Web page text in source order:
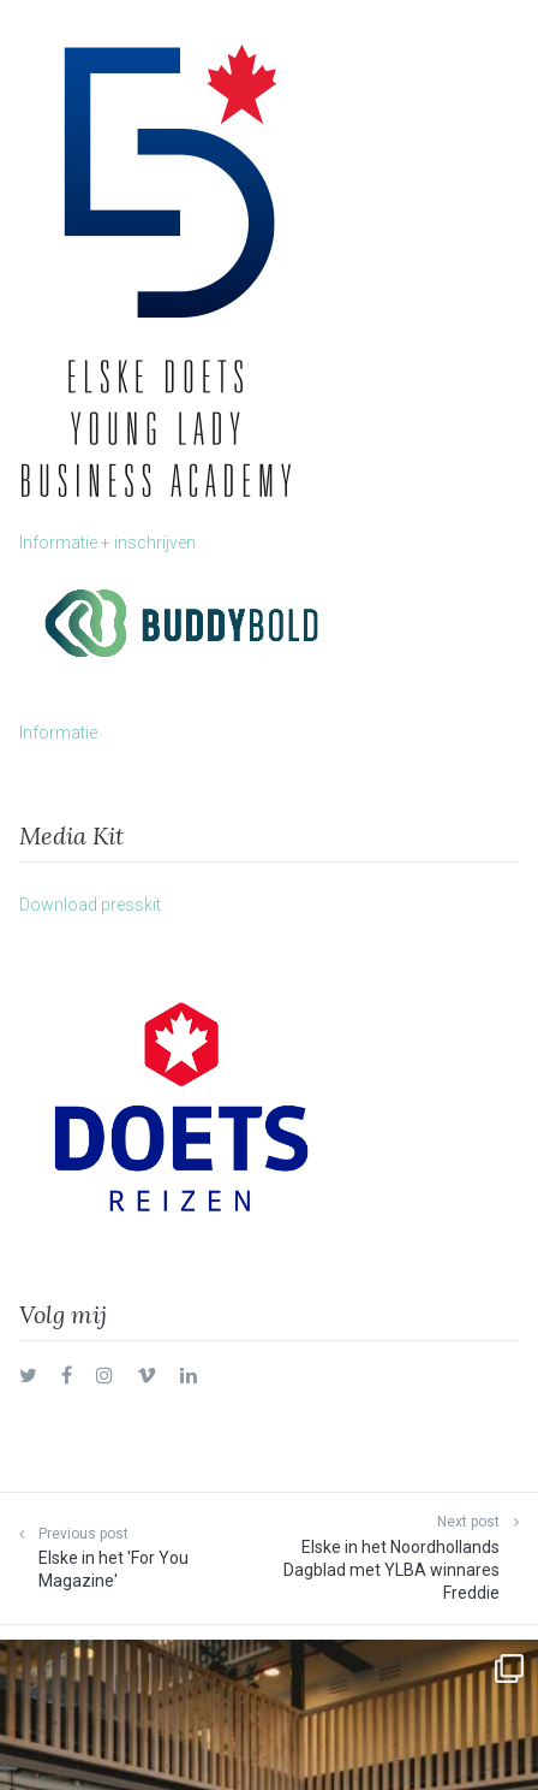
Informatie + inschrijven
Informatie
Media Kit
Download presskit
Volg mij
TwitterFacebookInstagram
VimeoLinkedIn
Previous post
Elske in het 'For You
Magazine'
Next post
Elske in het Noordhollands
Dagblad met YLBA winnares
Freddie